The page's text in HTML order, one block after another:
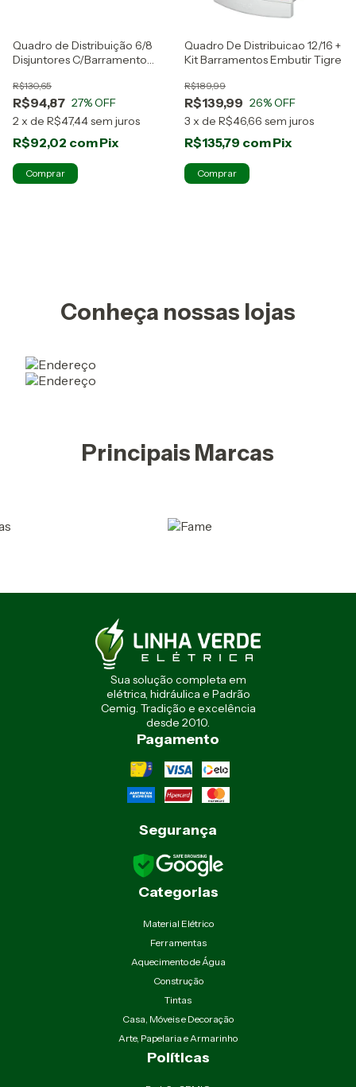
Quadro de Distribuição 6/8
Disjuntores C/Barramento
R$94,87
R$130,65
27% OFF
2x de R$47,44sem juros
R$92,02 comPix
Quadro De Distribuicao 12/16 +
Kit Barramentos Embutir Tigre
R$139,99
R$189,99
26% OFF
3 x de R$46,66 sem juros
R$135,79 comPix
Conheça nossas lojas
Principais Marcas
Sua solução completa em
elétrica, hidráulica e Padrão
Cemig. Tradição e excelência
desde 2010.
Pagamento
Segurança
Categorias
Material Elétrico
Ferramentas
Aquecimento de Água
Construção
Tintas
Casa, Móveis e Decoração
Arte, Papelaria e Armarinho
Políticas